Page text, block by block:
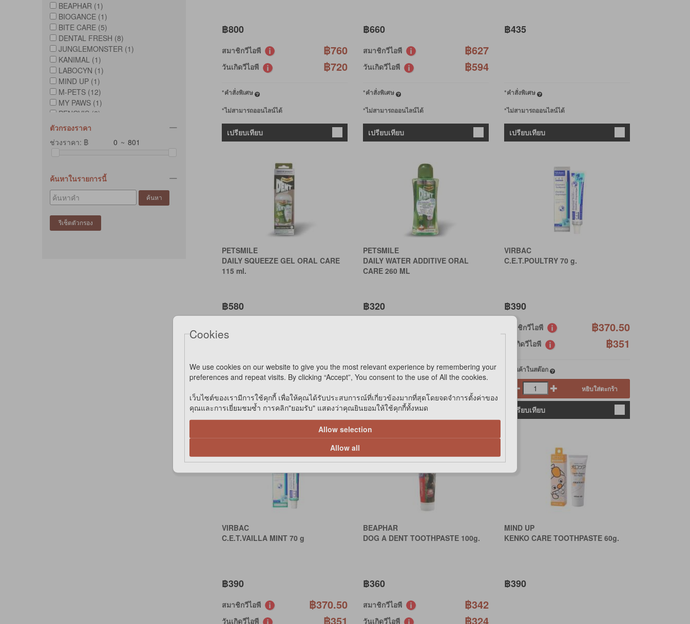
BEAPHAR (1)
BIOGANCE (1)
BITE CARE (5)
DENTAL FRESH (8)
JUNGLEMONSTER (1)
KANIMAL (1)
LABOCYN (1)
MIND UP (1)
M-PETS (12)
MY PAWS (1)
PENOVIS (2)
PETGANICK (1)
PRODEN (1)
TAD (5)
TROPICLEAN (3)
VIRBAC (2)
ตัวกรองราคา
ช่วงราคา: ฿
~
ค้นหาในรายการนี้
฿800
สมาชิกวีไอพี ฿760
วันเกิดวีไอพี ฿720
*คำสั่งพิเศษ
*ไม่สามารถออนไลน์ได้
เปรียบเทียบ
฿660
สมาชิกวีไอพี ฿627
วันเกิดวีไอพี ฿594
*คำสั่งพิเศษ
*ไม่สามารถออนไลน์ได้
เปรียบเทียบ
฿435
*คำสั่งพิเศษ
*ไม่สามารถออนไลน์ได้
เปรียบเทียบ
PETSMILE
DAILY SQUEEZE GEL ORAL CARE
115 ml.
฿580
*คำสั่งพิเศษ
เปรียบเทียบ
PETSMILE
DAILY WATER ADDITIVE ORAL
CARE 260 ML
฿320
*คำสั่งพิเศษ
เปรียบเทียบ
VIRBAC
C.E.T.POULTRY 70 g.
฿390
สมาชิกวีไอพี ฿370.50
วันเกิดวีไอพี ฿351
*มีสินค้าในสต๊อก
หยิบใส่ตะกร้า
เปรียบเทียบ
VIRBAC
C.E.T.VAILLA MINT 70 g
฿390
สมาชิกวีไอพี ฿370.50
วันเกิดวีไอพี ฿351
BEAPHAR
DOG A DENT TOOTHPASTE 100g.
฿360
สมาชิกวีไอพี ฿342
วันเกิดวีไอพี ฿324
MIND UP
KENKO CARE TOOTHPASTE 60g.
฿390
Cookies
We use cookies on our website to give you the most relevant experience by remembering your
preferences and repeat visits. By clicking “Accept”, You consent to the use of All the cookies.
เว็บไซต์ของเรามีการใช้คุกกี้ เพื่อให้คุณได้รับประสบการณ์ที่เกี่ยวข้องมากที่สุดโดยจดจำการตั้งค่าของ
คุณและการเยี่ยมชมซ้ำ การคลิก"ยอมรับ" แสดงว่าคุณยินยอมให้ใช้คุกกี้ทั้งหมด
Allow selection
Allow all